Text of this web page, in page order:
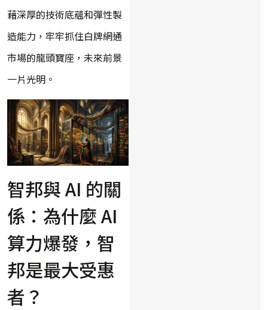
藉深厚的技術底蘊和彈性製
造能力，牢牢抓住白牌網通
市場的龍頭寶座，未來前景
一片光明。
智邦與 AI 的關
係：為什麼 AI
算力爆發，智
邦是最大受惠
者？